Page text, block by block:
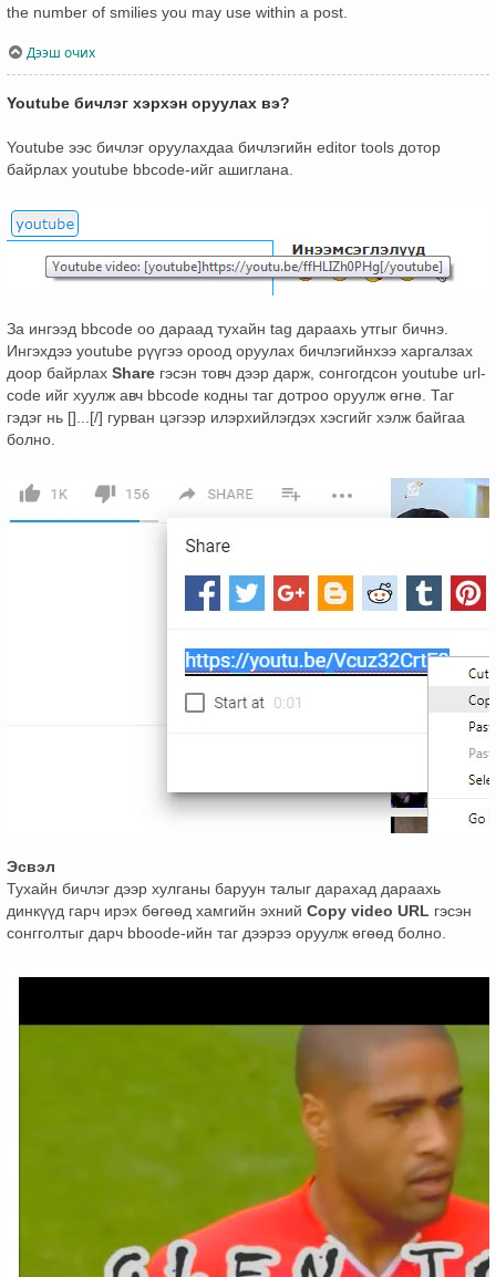
the number of smilies you may use within a post.
Дээш очих
Youtube бичлэг хэрхэн оруулах вэ?
Youtube ээс бичлэг оруулахдаа бичлэгийн editor tools дотор
байрлах youtube bbcode-ийг ашиглана.
За ингээд bbcode оо дараад тухайн tag дараахь утгыг бичнэ.
Ингэхдээ youtube рүүгээ ороод оруулах бичлэгийнхээ харгалзах
доор байрлах Share гэсэн товч дээр дарж, сонгогдсон youtube url-
code ийг хуулж авч bbcode кодны таг дотроо оруулж өгнө. Таг
гэдэг нь []...[/] гурван цэгээр илэрхийлэгдэх хэсгийг хэлж байгаа
болно.
Эсвэл
Тухайн бичлэг дээр хулганы баруун талыг дарахад дараахь
динкүүд гарч ирэх бөгөөд хамгийн эхний Copy video URL гэсэн
сонгголтыг дарч bboode-ийн таг дээрээ оруулж өгөөд болно.